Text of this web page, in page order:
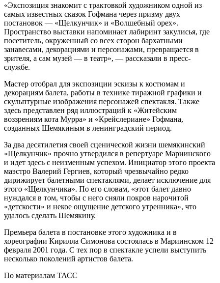
«Экспозиция знакомит с трактовкой художником одной из
самых известных сказок Гофмана через призму двух
постановок — «Щелкунчик» и «Волшебный орех».
Пространство выставки напоминает лабиринт закулисья, где
посетитель, окруженный со всех сторон бархатными
занавесами, декорациями и персонажами, превращается в
зрителя, а сам музей — в театр», — рассказали в пресс-
службе.
Мастер отобрал для экспозиции эскизы к костюмам и
декорациям балета, работы в технике тиражной графики и
скульптурные изображения персонажей спектакля. Также
здесь представлен ряд иллюстраций к «Житейским
воззрениям кота Мурра» и «Крейслериане» Гофмана,
созданных Шемякиным в ленинградский период.
За два десятилетия своей сценической жизни шемякинский
«Щелкунчик» прочно утвердился в репертуаре Мариинского
и идет здесь с неизменным успехом. Инициатор этого проекта
маэстро Валерий Гергиев, который чрезвычайно редко
дирижирует балетными спектаклями, делает исключение для
этого «Щелкунчика». По его словам, «этот балет давно
нуждался в том, чтобы с него сняли покров нарочитой
«детскости» и некое ощущение детского утренника», что
удалось сделать Шемякину.
Премьера балета в постановке этого художника и в
хореографии Кирилла Симонова состоялась в Мариинском 12
февраля 2001 года. С тех пор в спектакле успели выступить
несколько поколений артистов балета.
По материалам ТАСС